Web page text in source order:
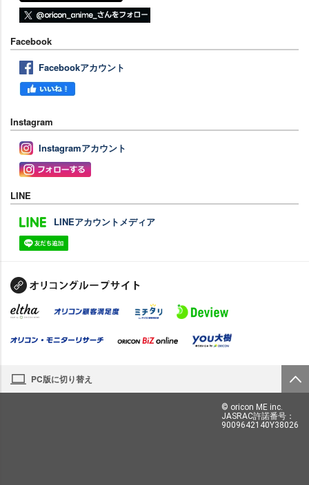
Facebook
Facebookアカウント
Instagram
Instagramアカウント
LINE
LINEアカウントメディア
PC版に切り替え
© oricon ME inc.
JASRAC許諾番号：
9009642140Y38026